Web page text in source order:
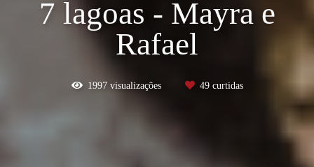
7 lagoas - Mayra e
Rafael
1997visualizações 49curtidas